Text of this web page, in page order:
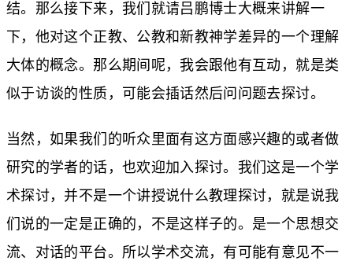
结。那么接下来，我们就请吕鹏博士大概来讲解一
下，他对这个正教、公教和新教神学差异的一个理解
大体的概念。那么期间呢，我会跟他有互动，就是类
似于访谈的性质，可能会插话然后问问题去探讨。
当然，如果我们的听众里面有这方面感兴趣的或者做
研究的学者的话，也欢迎加入探讨。我们这是一个学
术探讨，并不是一个讲授说什么教理探讨，就是说我
们说的一定是正确的，不是这样子的。是一个思想交
流、对话的平台。所以学术交流，有可能有意见不一